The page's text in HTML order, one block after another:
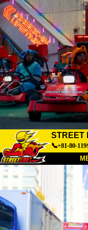
STREET
📞+81-80-
Über uns
Anfahrt